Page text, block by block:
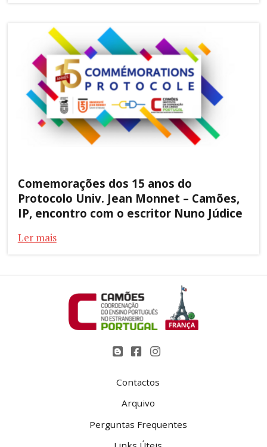
Comemorações dos 15 anos do
Protocolo Univ. Jean Monnet – Camões,
IP, encontro com o escritor Nuno Júdice
Ler mais
Contactos
Arquivo
Perguntas Frequentes